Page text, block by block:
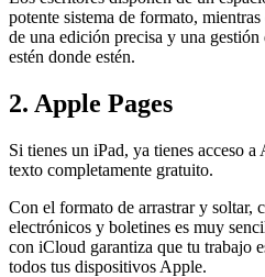
potente sistema de formato,
de una edición precisa y una
estén donde estén.
2. Apple Pages
Si tienes un iPad, ya tienes acceso
texto completamente gratuito.
Con el formato de arrastrar y soltar,
electrónicos y boletines es muy
con iCloud garantiza que tu trabajo
todos tus dispositivos Apple.